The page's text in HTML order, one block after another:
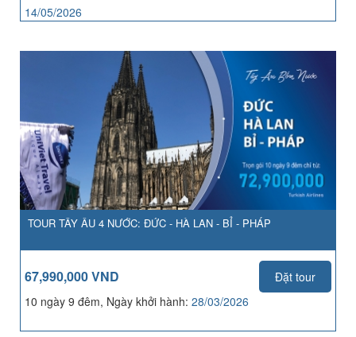
14/05/2026
TOUR TÂY ÂU 4 NƯỚC: ĐỨC - HÀ LAN - BỈ - PHÁP
67,990,000 VND
Đặt tour
10 ngày 9 đêm, Ngày khởi hành: 28/03/2026